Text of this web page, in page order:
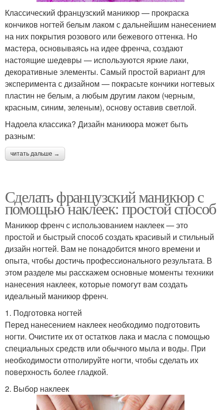
Классический французский маникюр — прокраска
кончиков ногтей белым лаком с дальнейшим нанесением
на них покрытия розового или бежевого оттенка. Но
мастера, основываясь на идее френча, создают
настоящие шедевры — используются яркие лаки,
декоративные элементы. Самый простой вариант для
эксперимента с дизайном — покрасьте кончики ногтевых
пластин не белым, а любым другим лаком (черным,
красным, синим, зеленым), основу оставив светлой.
Надоела классика? Дизайн маникюра может быть
разным:
читать дальше →
Сделать французский маникюр с
помощью наклеек: простой способ
Маникюр френч с использованием наклеек — это
простой и быстрый способ создать красивый и стильный
дизайн ногтей. Вам не понадобится много времени и
опыта, чтобы достичь профессионального результата. В
этом разделе мы расскажем основные моменты техники
нанесения наклеек, которые помогут вам создать
идеальный маникюр френч.
1. Подготовка ногтей
Перед нанесением наклеек необходимо подготовить
ногти. Очистите их от остатков лака и масла с помощью
специальных средств или обычного мыла и воды. При
необходимости отполируйте ногти, чтобы сделать их
поверхность более гладкой.
2. Выбор наклеек